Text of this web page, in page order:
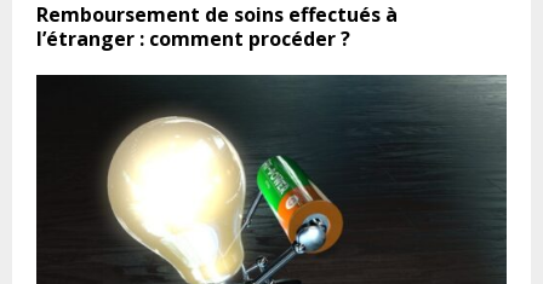
Remboursement de soins effectués à
l’étranger : comment procéder ?